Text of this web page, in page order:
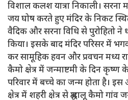
विशाल कलश यात्रा निकाली। सरना
जय घोष करते हुए मंदिर के निकट
वैदिक और सरना विधि से पुरोहितो ने
किया। इसके बाद मंदिर परिसर में
कर सामूहिक हवन और प्रवचन मध्य
कैमो क्षेत्र में जन्माष्टमी के दिन
परिवार में बच्चे का जन्म होता है।
क्षेत्र में शहरी क्षेत्र से श्रद्धालू कैमो